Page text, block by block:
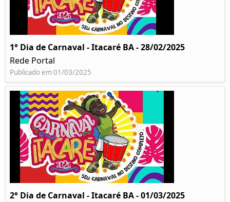
1° Dia de Carnaval - Itacaré BA - 28/02/2025
Rede Portal
Publicado em 01/03/2025
2° Dia de Carnaval - Itacaré BA - 01/03/2025